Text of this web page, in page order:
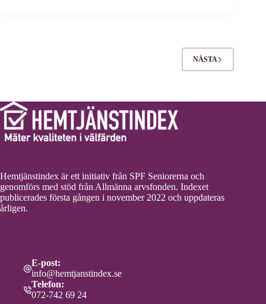
NÄSTA
Hemtjänstindex är ett initiativ från SPF Seniorerna och
genomförs med stöd från Allmänna arvsfonden. Indexet
publicerades första gången i november 2022 och uppdateras
årligen.
E-post:
info@hemtjanstindex.se
Telefon:
072-742 69 24